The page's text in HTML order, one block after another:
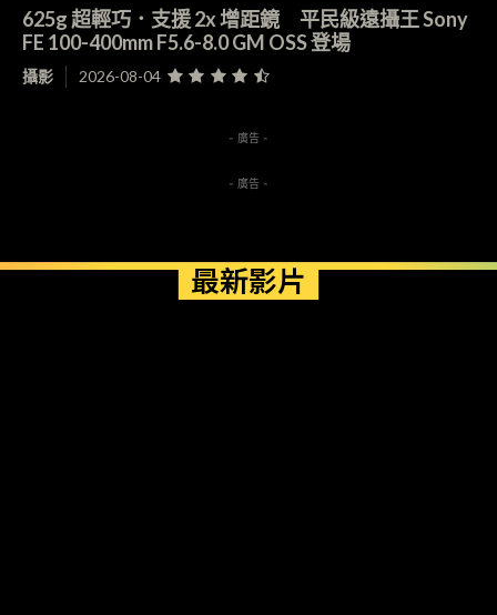
625g 超輕巧．支援 2x 增距鏡 平民級遠攝王 Sony
FE 100-400mm F5.6-8.0 GM OSS 登場
攝影 2026-08-04
- 廣告 -
- 廣告 -
最新影片